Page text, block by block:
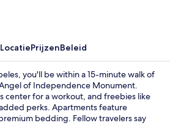
LocatiePrijzenBeleid
you'll be within a 15-minute walk of
of Independence Monument.
center for a workout, and freebies like
perks. Apartments feature
bedding. Fellow travelers say